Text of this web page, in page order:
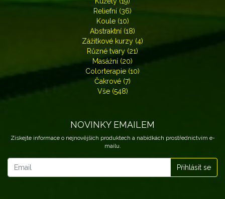
Reliefní (36)
Koule (10)
Abstraktní (18)
Zážitkové kurzy (4)
Různé tvary (21)
Masážní (20)
Colorterapie (10)
Čakrové (7)
Vše (548)
NOVINKY EMAILEM
Získejte informace o nejnovějších produktech a nabídkách prostřednictvím e-
mailu.
Přihlásit se